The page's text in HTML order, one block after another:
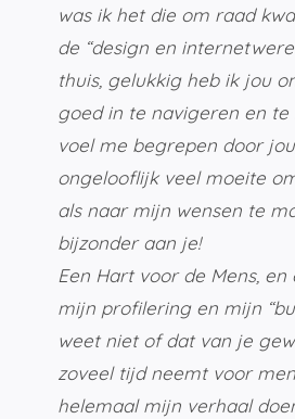
was ik het die om raad
de “design en
thuis, gelukkig heb ik jou
goed in te navigeren en
voel me begrepen door
ongelooflijk veel moeite
als naar mijn wensen te
bijzonder aan je!
Een Hart voor de Mens,
mijn profilering en mijn
weet niet of dat van je
zoveel tijd neemt voor
helemaal mijn verhaal